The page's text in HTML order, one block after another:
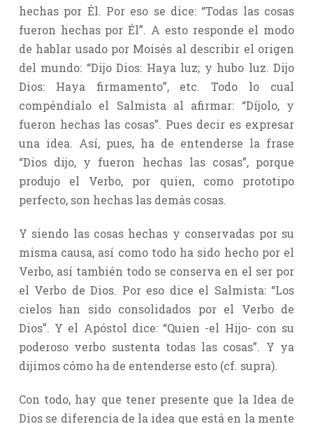
hechas por Él. Por eso se dice: “Todas las cosas
fueron hechas por Él”. A esto responde el modo
de hablar usado por Moisés al describir el origen
del mundo: “Dijo Dios: Haya luz; y hubo luz. Dijo
Dios: Haya firmamento”, etc. Todo lo cual
compéndialo el Salmista al afirmar: “Díjolo, y
fueron hechas las cosas”. Pues decir es expresar
una idea. Así, pues, ha de entenderse la frase
“Dios dijo, y fueron hechas las cosas”, porque
produjo el Verbo, por quien, como prototipo
perfecto, son hechas las demás cosas.
Y siendo las cosas hechas y conservadas por su
misma causa, así como todo ha sido hecho por el
Verbo, así también todo se conserva en el ser por
el Verbo de Dios. Por eso dice el Salmista: “Los
cielos han sido consolidados por el Verbo de
Dios”. Y el Apóstol dice: “Quien -el Hijo- con su
poderoso verbo sustenta todas las cosas”. Y ya
dijimos cómo ha de entenderse esto (cf. supra).
Con todo, hay que tener presente que la Idea de
Dios se diferencia de la idea que está en la mente